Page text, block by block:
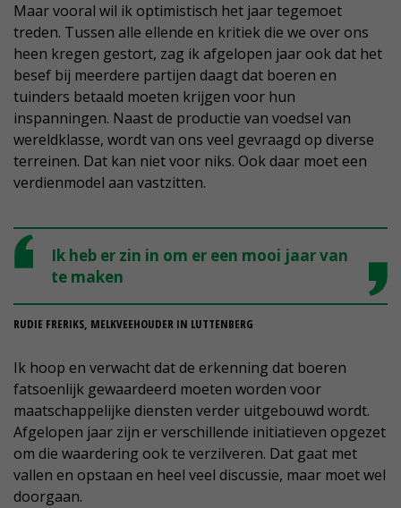
Maar vooral wil ik optimistisch het jaar tegemoet
treden. Tussen alle ellende en kritiek die we over ons
heen kregen gestort, zag ik afgelopen jaar ook dat het
besef bij meerdere partijen daagt dat boeren en
tuinders betaald moeten krijgen voor hun
inspanningen. Naast de productie van voedsel van
wereldklasse, wordt van ons veel gevraagd op diverse
terreinen. Dat kan niet voor niks. Ook daar moet een
verdienmodel aan vastzitten.
Ik heb er zin in om er een mooi jaar van
te maken
RUDIE FRERIKS, MELKVEEHOUDER IN LUTTENBERG
Ik hoop en verwacht dat de erkenning dat boeren
fatsoenlijk gewaardeerd moeten worden voor
maatschappelijke diensten verder uitgebouwd wordt.
Afgelopen jaar zijn er verschillende initiatieven opgezet
om die waardering ook te verzilveren. Dat gaat met
vallen en opstaan en heel veel discussie, maar moet wel
doorgaan.